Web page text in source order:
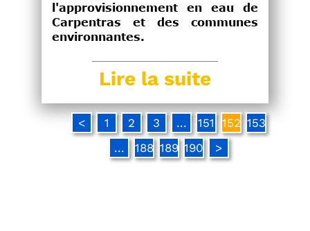
l'approvisionnement en eau de
Carpentras et des communes
environnantes.
Lire la suite
< 1 2 3 ... 151 152 153
...
188 189 190 >